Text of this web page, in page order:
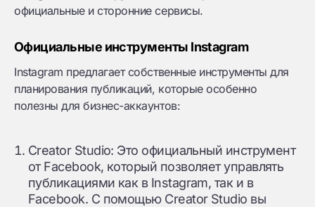
официальные и сторонние сервисы.
Официальные инструменты Instagram
Instagram предлагает собственные инструменты для
планирования публикаций, которые особенно
полезны для бизнес-аккаунтов:
Creator Studio: Это официальный инструмент
от Facebook, который позволяет управлять
публикациями как в Instagram, так и в
Facebook. С помощью Creator Studio вы